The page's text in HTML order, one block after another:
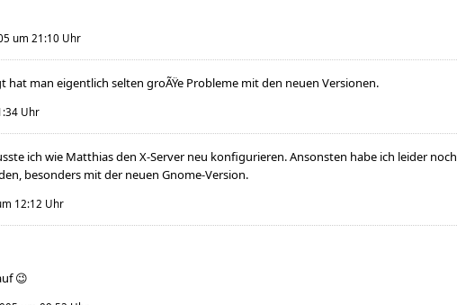
um 21:10 Uhr
man eigentlich selten groÃŸe Probleme mit den neuen Versionen.
Uhr
ich wie Matthias den X-Server neu konfigurieren. Ansonsten habe ich leider noch
besonders mit der neuen Gnome-Version.
12:12 Uhr
😉